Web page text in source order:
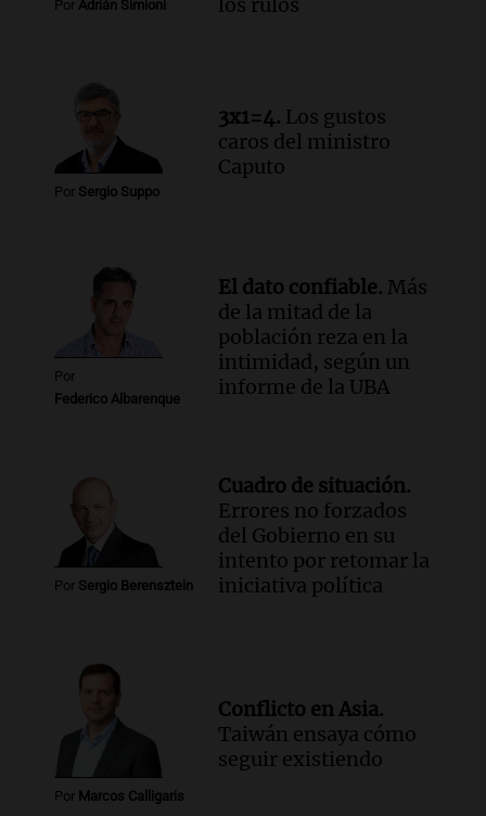
Episodios
diciembre de 2025
Panorama Federal
Episodios
Por Adrián Simioni
Por Sergio Suppo
3x1=4. Los gustos
caros del ministro
Caputo
Por
Federico Albarenque
El dato confiable. Más
de la mitad de la
población reza en la
intimidad, según un
informe de la UBA
Por Sergio Berensztein
Cuadro de situación.
Errores no forzados
del Gobierno en su
intento por retomar la
iniciativa política
Por Marcos Calligaris
Conflicto en Asia.
Taiwán ensaya cómo
seguir existiendo